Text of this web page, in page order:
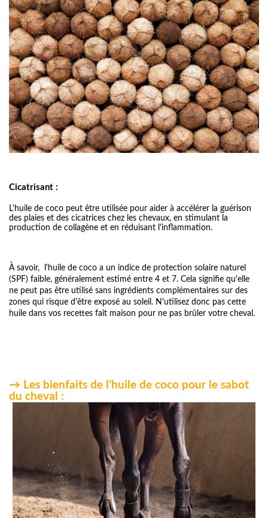
Cicatrisant :
L'huile de coco peut être utilisée pour aider à accélérer la guérison
des plaies et des cicatrices chez les chevaux, en stimulant la
production de collagène et en réduisant l'inﬂammation.
À savoir, l'huile de coco a un indice de protection solaire naturel
(SPF) faible, généralement estimé entre 4 et 7. Cela signiﬁe qu'elle
ne peut pas être utilisé sans ingrédients complémentaires sur des
zones qui risque d'être exposé au soleil. N'utilisez donc pas cette
huile dans vos recettes fait maison pour ne pas brûler votre cheval.
→ Les bienfaits de l’huile de coco pour le sabot
du cheval :